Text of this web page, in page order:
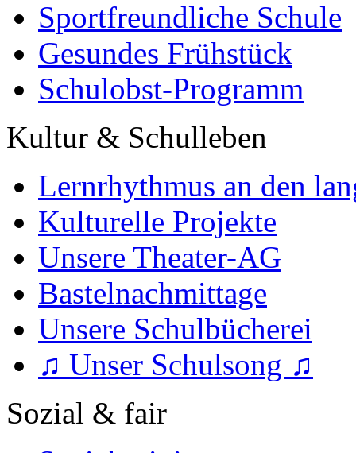
Sportfreundliche Schule
Gesundes Frühstück
Schulobst-Programm
Kultur & Schulleben
Lernrhythmus an den
Kulturelle Projekte
Unsere Theater-AG
Bastelnachmittage
Unsere Schulbücherei
♫ Unser Schulsong ♫
Sozial & fair